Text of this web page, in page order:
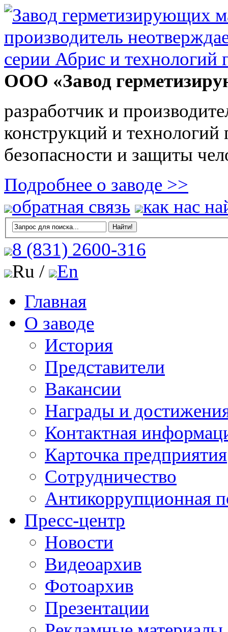
ООО «Завод
разработчик и
конструкций и
безопасности и защиты
Подробнее о заводе >>
обратная связь
как нас
8 (831) 2600-316
Ru /
En
Главная
О заводе
История
Представители
Вакансии
Награды и
Контактная
Карточка предприятия
Сотрудничество
Антикоррупционная
Пресс-центр
Новости
Видеоархив
Фотоархив
Презентации